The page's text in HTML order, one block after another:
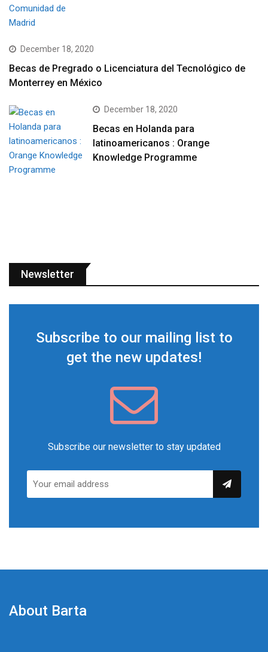
December 18, 2020
Becas de Pregrado o Licenciatura del Tecnológico de
Monterrey en México
December 18, 2020
Becas en Holanda para
latinoamericanos : Orange
Knowledge Programme
Newsletter
Subscribe to our mailing list to
get the new updates!
Subscribe our newsletter to stay updated
About Barta